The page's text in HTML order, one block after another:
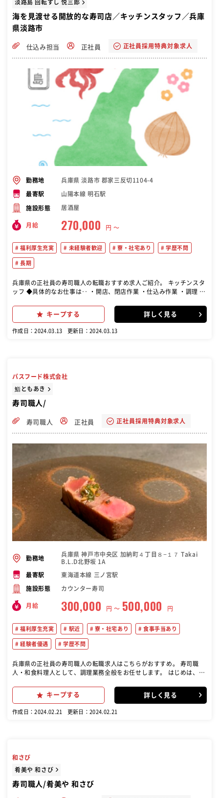
淡路島 回転すし 悦三郎
海を見渡せる開放的な寿司店／キッチンスタッフ／兵庫
県淡路市
仕込み担当 正社員 正社員採用特典対象求人
勤務地 兵庫県 淡路市 郡家三反切1104-4
最寄駅 山陽本線 明石駅
施設形態 居酒屋
月給 270,000 円 〜
福利厚生充実 未経験者歓迎 寮・社宅あり 学歴不問
長期
兵庫県の正社員の寿司職人の転職おすすめ求人ご紹介。 キッチンスタ
ッフ ◆具体的なお仕事は‥ ・開店、閉店作業 ・仕込み作業 ・調理 ・
てください♪
キープする 詳しく見る
作成日：2024.03.13 更新日：2024.03.13
パスフード株式会社
鮨ともあき
寿司職人/
寿司職人 正社員 正社員採用特典対象求人
勤務地
兵庫県 神戸市中央区 加納町４丁目８−１７ Takai
B.L.D北野坂 1A
最寄駅 東海道本線 三ノ宮駅
施設形態 カウンター寿司
月給 300,000 円 〜 500,000 円
福利厚生充実 駅近 寮・社宅あり 食事手当あり
経験者優遇 学歴不問
兵庫県の正社員の寿司職人の転職求人はこちらがおすすめ。 寿司職
人・和食料理人として、調理業務全般をお任せします。 はじめは、簡
方は、スキルを存分に発揮してご活躍いただけます。 素材をいかした
メニュー開発にも、どんどん挑戦してください！ 業務に慣れてきた
キープする 詳しく見る
作成日：2024.02.21 更新日：2024.02.21
和さび
肴美や 和さび
寿司職人/肴美や 和さび